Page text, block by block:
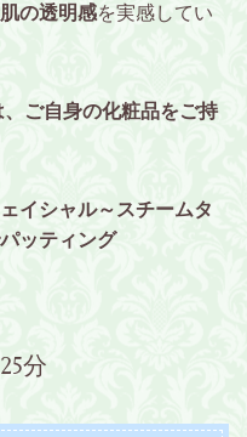
の透明感を実感してい
ご自身の化粧品をご持
イシャル～スチームタ
ッティング
分